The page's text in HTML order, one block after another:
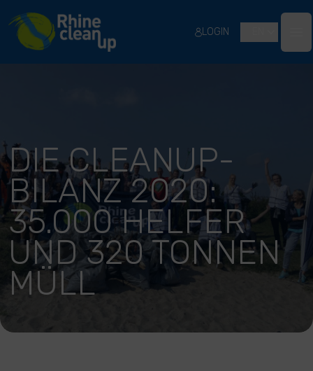
River Cleanup
LOGIN
DIE CLEANUP-
BILANZ 2020:
35.000 HELFER
UND 320 TONNEN
MÜLL